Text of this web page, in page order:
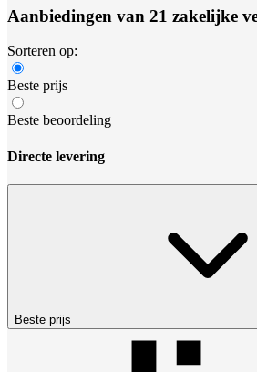
Aanbiedingen van 21 zakelijke
Sorteren op:
Beste prijs
Beste beoordeling
Directe levering
Beste prijs